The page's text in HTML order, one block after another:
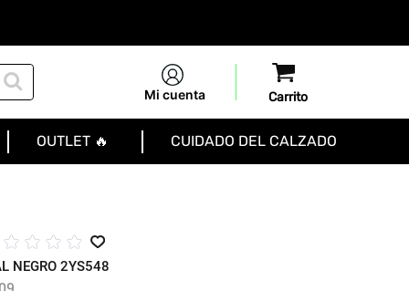
Mi cuenta
OUTLET 🔥 CUIDADO DEL CALZADO
☆ ☆ ☆ ☆
NEGRO 2YS548